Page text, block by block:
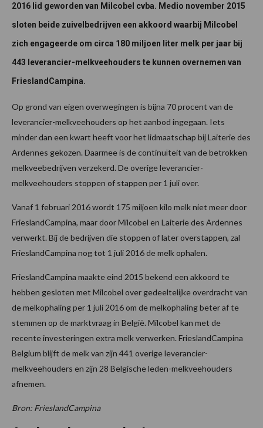
2016 lid geworden van Milcobel cvba. Medio november 2015
sloten beide zuivelbedrijven een akkoord waarbij Milcobel
zich engageerde om circa 180 miljoen liter melk per jaar bij
443 leverancier-melkveehouders te kunnen overnemen van
FrieslandCampina.
Op grond van eigen overwegingen is bijna 70 procent van de
leverancier-melkveehouders op het aanbod ingegaan. Iets
minder dan een kwart heeft voor het lidmaatschap bij Laiterie des
Ardennes gekozen. Daarmee is de continuïteit van de betrokken
melkveebedrijven verzekerd. De overige leverancier-
melkveehouders stoppen of stappen per 1 juli over.
Vanaf 1 februari 2016 wordt 175 miljoen kilo melk niet meer door
FrieslandCampina, maar door Milcobel en Laiterie des Ardennes
verwerkt. Bij de bedrijven die stoppen of later overstappen, zal
FrieslandCampina nog tot 1 juli 2016 de melk ophalen.
FrieslandCampina maakte eind 2015 bekend een akkoord te
hebben gesloten met Milcobel over gedeeltelijke overdracht van
de melkophaling per 1 juli 2016 om de melkophaling beter af te
stemmen op de marktvraag in België. Milcobel kan met de
recente investeringen extra melk verwerken. FrieslandCampina
Belgium blijft de melk van zijn 441 overige leverancier-
melkveehouders en zijn 28 Belgische leden-melkveehouders
afnemen.
Bron: FrieslandCampina